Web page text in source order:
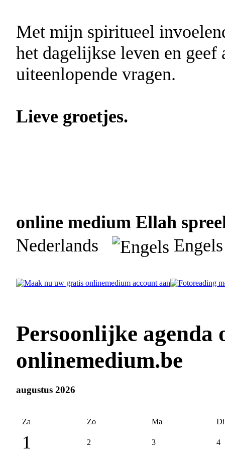
Met mijn spiritueel
het dagelijkse leven en geef
uiteenlopende vragen.
Lieve groetjes.
online medium Ellah
Nederlands
Engels
Persoonlijke agenda
onlinemedium.be
augustus 2026
Za Zo Ma Di
1 2 3 4